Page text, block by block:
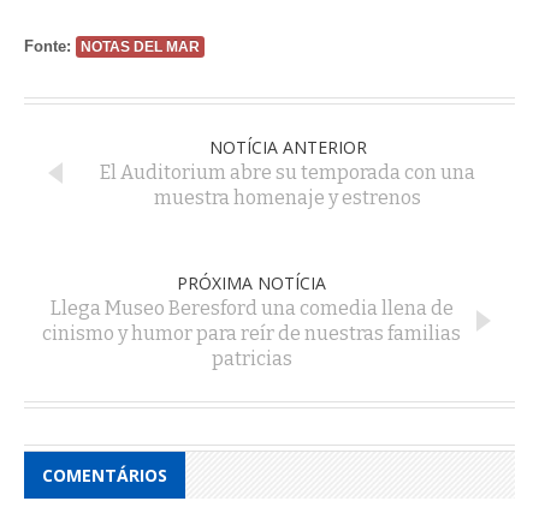
Fonte: NOTAS DEL MAR
NOTÍCIA ANTERIOR
El Auditorium abre su temporada con una
muestra homenaje y estrenos
PRÓXIMA NOTÍCIA
Llega Museo Beresford una comedia llena de
cinismo y humor para reír de nuestras familias
patricias
COMENTÁRIOS